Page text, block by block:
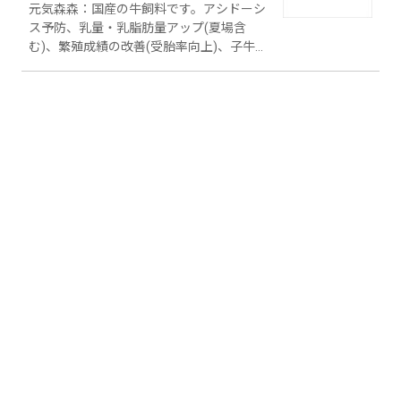
パルプ「Cu-TOP」
元気森森：国産の牛飼料です。アシドーシ
ス予防、乳量・乳脂肪量アップ(夏場含
む)、繁殖成績の改善(受胎率向上)、子牛の